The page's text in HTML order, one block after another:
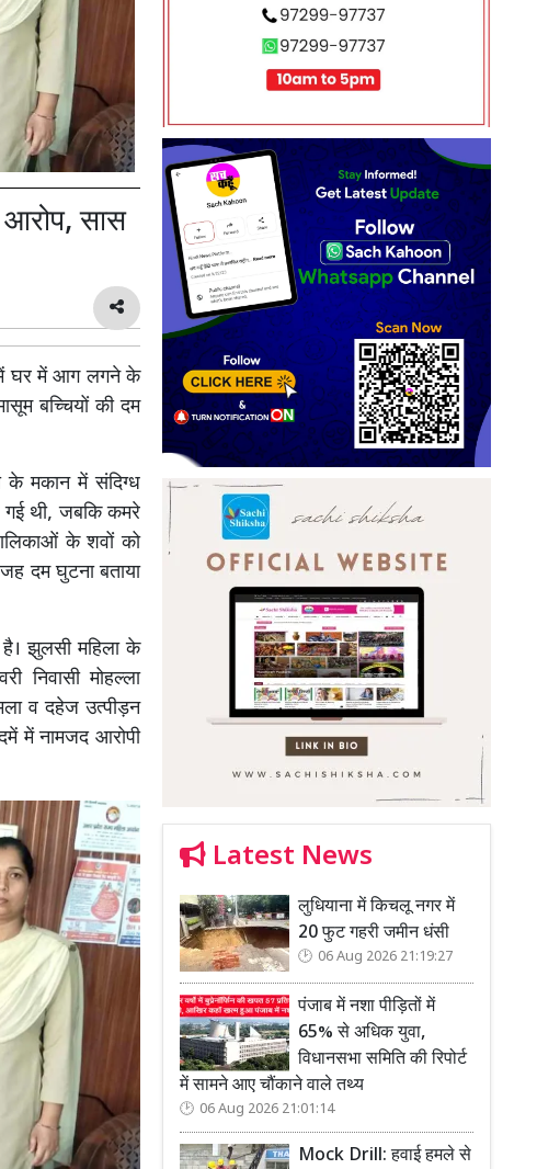
आरोप, सास
में घर में आग लगने के
बच्चियों की दम
के मकान में संदिग्ध
गई थी, जबकि कमरे
के शवों को
दम घुटना बताया
झुलसी महिला के
निवासी मोहल्ला
व दहेज उत्पीड़न
में नामजद आरोपी
Latest News
लुधियाना में किचलू नगर में
20 फुट गहरी जमीन धंसी
06 Aug 2026 21:19:27
पंजाब में नशा पीड़ितों में
65% से अधिक युवा,
विधानसभा समिति की रिपोर्ट
में सामने आए चौंकाने वाले तथ्य
06 Aug 2026 21:01:14
Mock Drill: हवाई हमले से